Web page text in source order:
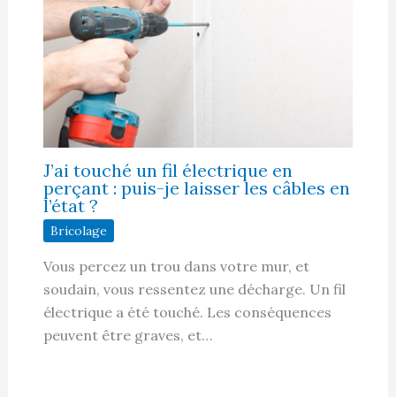
J’ai touché un fil électrique en
perçant : puis-je laisser les câbles en
l’état ?
Bricolage
Vous percez un trou dans votre mur, et
soudain, vous ressentez une décharge. Un fil
électrique a été touché. Les conséquences
peuvent être graves, et…